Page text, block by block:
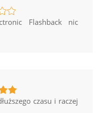
Flashback nic
czasu i raczej